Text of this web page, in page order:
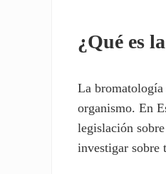
¿Qué es
La bromatología
organismo. En
legislación
investigar sobre